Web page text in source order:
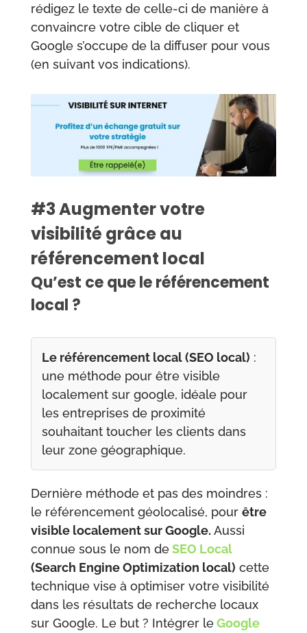
rédigez le texte de celle-ci de manière à
convaincre votre cible de cliquer et
Google s’occupe de la diffuser pour vous
(en suivant vos indications).
#3 Augmenter votre
visibilité grâce au
référencement local
Qu’est ce que le référencement
local ?
Le référencement local (SEO local) :
une méthode pour être visible
localement sur google, idéale pour
les entreprises de proximité
souhaitant toucher les clients dans
leur zone géographique.
Dernière méthode et pas des moindres :
le référencement géolocalisé, pour être
visible localement sur Google. Aussi
connue sous le nom de SEO Local
(Search Engine Optimization local) cette
technique vise à optimiser votre visibilité
dans les résultats de recherche locaux
sur Google. Le but ? Intégrer leGoogle